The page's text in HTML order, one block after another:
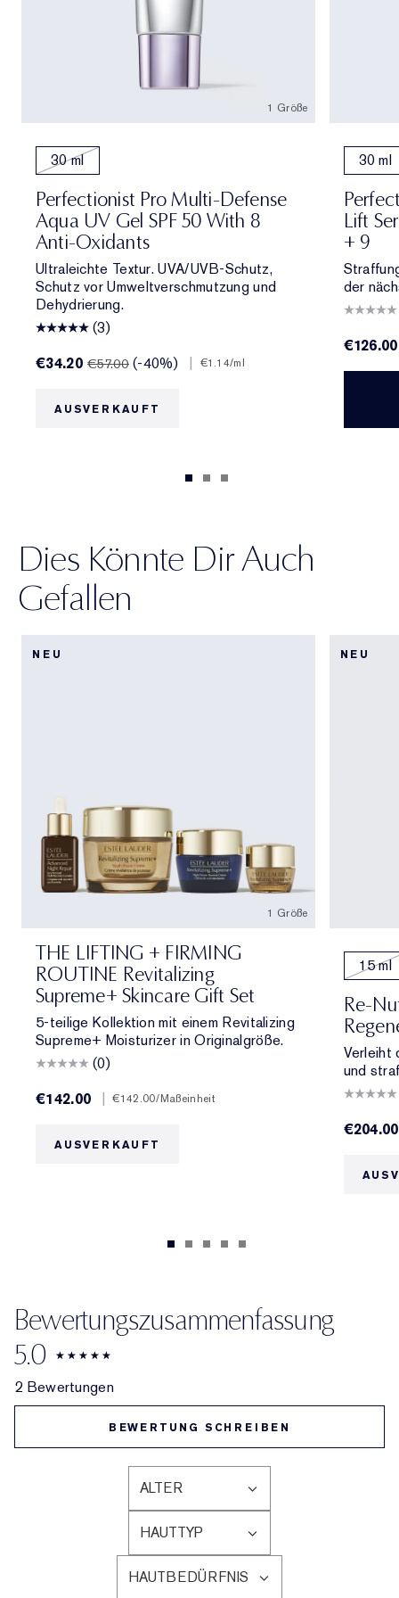
1 Größe
30 ml
Perfectionist Pro Multi-Defense
Aqua UV Gel SPF 50 With 8
Anti-Oxidants
Ultraleichte Textur. UVA/UVB-Schutz,
Schutz vor Umweltverschmutzung und
Dehydrierung.
(3)
€34.20€57.00 (-40%) | €1.14/ml
AUSVERKAUFT
30 ml
Lift
+ 9
der
€126.00
Dies Könnte Dir Auch
Gefallen
NEU
1 Größe
THE LIFTING + FIRMING
ROUTINE Revitalizing
Supreme+ Skincare Gift Set
5-teilige Kollektion mit einem Revitalizing
Supreme+ Moisturizer in Originalgröße.
(0)
€142.00
€142.00/Maßeinheit
AUSVERKAUFT
NEU
15 ml
Re-
Verleiht
und
€204.00
Bewertungszusammenfassung
5.0
2 Bewertungen
BEWERTUNG SCHREIBEN
ALTER
EINE
LISTE
DER
AM
HÄUFIGSTEN
HAUTTYP
EINE
LISTE
DER
HAUTBEDÜRFNIS
EINE